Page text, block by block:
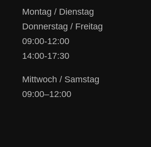
Montag / Dienstag
Donnerstag / Freitag
09:00-12:00
14:00-17:30
Mittwoch / Samstag
09:00–12:00